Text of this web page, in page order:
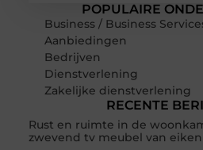
POPULAIRE
Business / Business
Aanbiedingen
Bedrijven
Dienstverlening
Zakelijke dienstverlening
RECENTE
Rust en ruimte in de
zwevend tv meubel van eiken